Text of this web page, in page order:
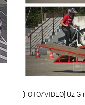
[FOTO/VIDEO] Uz